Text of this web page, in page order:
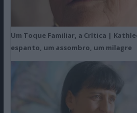
Um Toque Familiar, a Crítica |
espanto, um assombro, um milagre